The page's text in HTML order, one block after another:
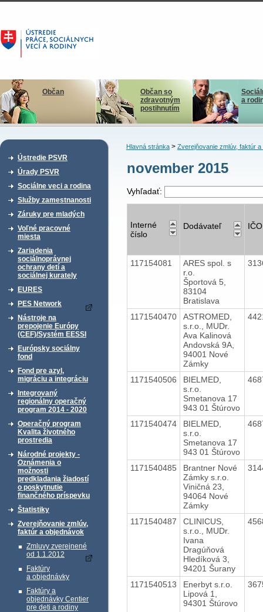
Občan
Občan so
zdravotným
postihnutím
a
Ústredie PSVR
Úrady PSVR
Sociálne veci a rodina
Služby zamestnanosti
Záruky pre mladých
Voľné pracovné
miesta
Zariadenia
sociálnoprávnej
ochrany detí a
sociálnej kurately
EURES
PES Network
Nástroje na
prepojenie Európy
(CEF)/Systém EESSI
Európsky sociálny
fond
Fond pre azyl,
migráciu a integráciu
Integrovaný
regionálny operačný
program 2014 - 2020
Operačný program
Kvalita životného
prostredia
Národné projekty -
Oznámenia o
možnosti
predkladania žiadostí
o poskytnutie
finančného príspevku
Štatistiky
Zverejňovanie zmlúv,
faktúr a objednávok
Zmluvy zverejnené
od 1.1.2012
Faktúry
a objednávky
Faktúry a
objednávky Centier
pre deti a rodiny
Hlavná stránka> Zverejňovanie zmlúv, faktúr a
november 2015
Vyhľadať:
Interné
číslo
Dodávateľ IČO
117154081
ARES spol. s
r.o.
Športová 5,
83104
Bratislava
1171540470
ASTROMED,
s.r.o., MUDr.
Ava Kalinová
Andovská 9A,
94001 Nové
Zámky
1171540506
BIELMED,
s.r.o.
Smetanova 17
943 01 Štúrovo
1171540474
BIELMED,
s.r.o.
Smetanova 17
943 01 Štúrovo
1171540485
Brantner Nové
Zámky s.r.o.
Viničná 23,
94064 Nové
Zámky
1171540487
CLINICUS,
s.r.o., MUDr.
Ivana
Dragúňová
Hledíková 3,
94201 Šurany
1171540513
Enerbyt s.r.o.
Lipová 1,
94301 Štúrovo